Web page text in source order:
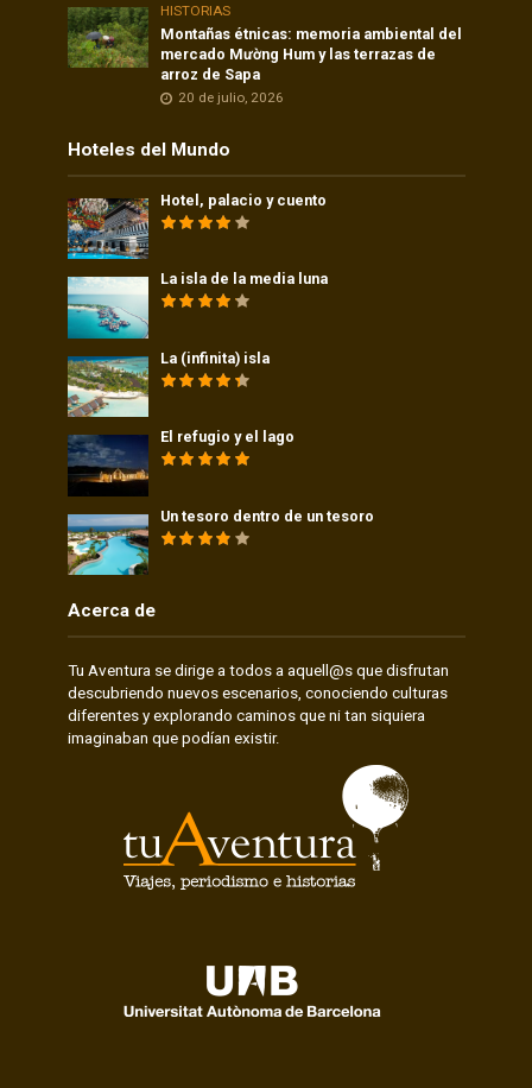
HISTORIAS
Montañas étnicas: memoria ambiental del
mercado Mường Hum y las terrazas de
arroz de Sapa
20 de julio, 2026
Hoteles del Mundo
Hotel, palacio y cuento
La isla de la media luna
La (infinita) isla
El refugio y el lago
Un tesoro dentro de un tesoro
Acerca de
Tu Aventura se dirige a todos a aquell@s que disfrutan
descubriendo nuevos escenarios, conociendo culturas
diferentes y explorando caminos que ni tan siquiera
imaginaban que podían existir.